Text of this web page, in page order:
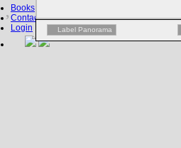
Books
Contact
Login
Label Panorama